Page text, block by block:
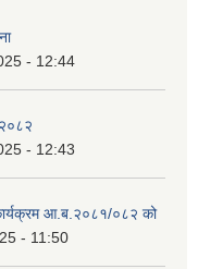
- 12:44
- 12:43
आ.ब.२०८१/०८२ को
- 11:50